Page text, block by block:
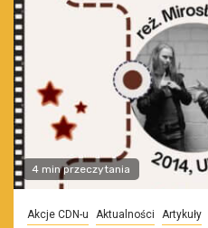
4 min przeczytania
Akcje CDN-u Aktualności Artykuły